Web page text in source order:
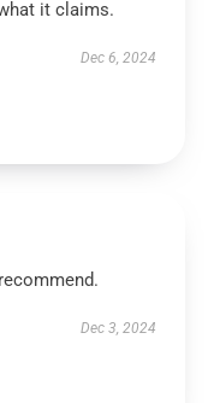
it claims.
Dec 6, 2024
Dec 3, 2024